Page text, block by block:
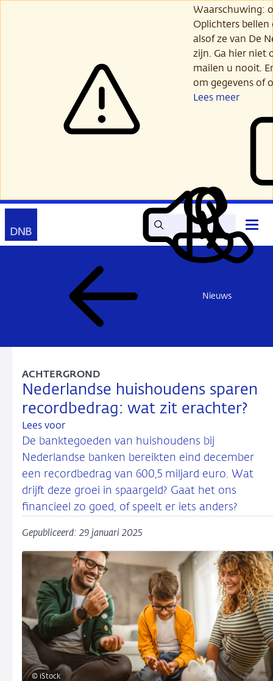
Waarschuwing:
Oplichters
alsof ze van De
zijn. Ga hier niet
mailen u nooit.
om gegevens of
Lees meer
Zoek Lees
voor
Mijn
DNB
Contact
Nieuws
Nederlandse huishoudens sparen
recordbedrag: wat zit erachter?
ACHTERGROND
Lees voor
De banktegoeden van huishoudens bij
Nederlandse banken bereikten eind december
een recordbedrag van 600,5 miljard euro. Wat
drijft deze groei in spaargeld? Gaat het ons
financieel zo goed, of speelt er iets anders?
Gepubliceerd: 29 januari 2025
© iStock